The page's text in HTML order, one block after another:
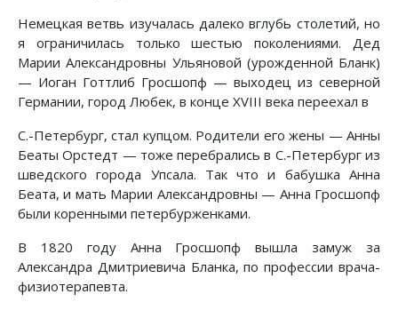
Немецкая ветвь изучалась далеко вглубь столетий, но
я ограничилась только шестью поколениями. Дед
Марии Александровны Ульяновой (урожденной Бланк)
— Иоган Готтлиб Гросшопф — выходец из северной
Германии, город Любек, в конце XVIII века переехал в
С.-Петербург, стал купцом. Родители его жены — Анны
Беаты Орстедт — тоже перебрались в С.-Петербург из
шведского города Упсала. Так что и бабушка Анна
Беата, и мать Марии Александровны — Анна Гросшопф
были коренными петербурженками.
В 1820 году Анна Гросшопф вышла замуж за
Александра Дмитриевича Бланка, по профессии врача-
физиотерапевта.